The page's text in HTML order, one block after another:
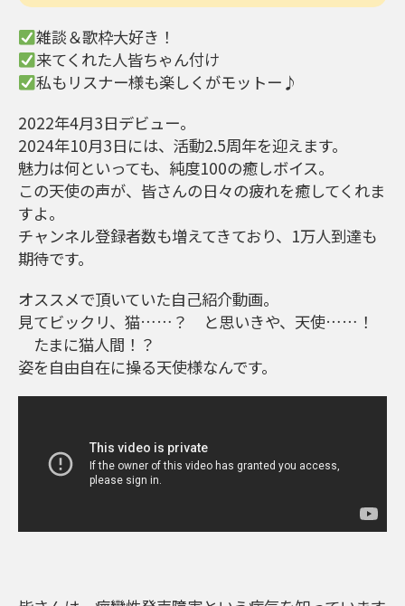
雑談＆歌枠大好き！
来てくれた人皆ちゃん付け
私もリスナー様も楽しくがモットー♪
2022年4月3日デビュー。
2024年10月3日には、活動2.5周年を迎えます。
魅力は何といっても、純度100の癒しボイス。
この天使の声が、皆さんの日々の疲れを癒してくれま
すよ。
チャンネル登録者数も増えてきており、1万人到達も
期待です。
オススメで頂いていた自己紹介動画。
見てビックリ、猫……？ と思いきや、天使……！
たまに猫人間！？
姿を自由自在に操る天使様なんです。